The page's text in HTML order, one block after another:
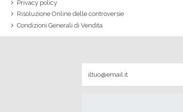
Privacy policy
Risoluzione Online delle controversie
Condizioni Generali di Vendita